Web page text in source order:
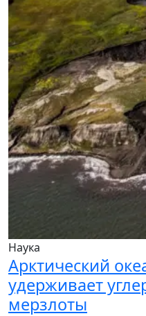
Наука
Арктический
удерживает
мерзлоты